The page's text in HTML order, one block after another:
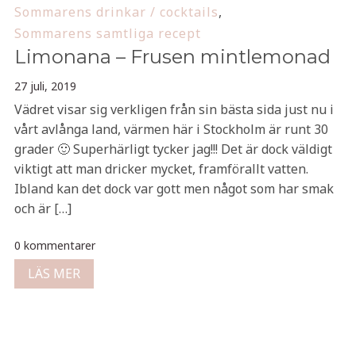
Sommarens drinkar / cocktails,
Sommarens samtliga recept
Limonana – Frusen mintlemonad
27 juli, 2019
Vädret visar sig verkligen från sin bästa sida just nu i
vårt avlånga land, värmen här i Stockholm är runt 30
grader 🙂 Superhärligt tycker jag!!! Det är dock väldigt
viktigt att man dricker mycket, framförallt vatten.
Ibland kan det dock var gott men något som har smak
och är […]
0 kommentarer
LÄS MER